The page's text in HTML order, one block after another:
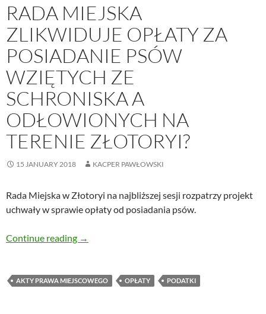
RADA MIEJSKA
ZLIKWIDUJE OPŁATY ZA
POSIADANIE PSÓW
WZIĘTYCH ZE
SCHRONISKA A
ODŁOWIONYCH NA
TERENIE ZŁOTORYI?
15 JANUARY 2018 KACPER PAWŁOWSKI
Rada Miejska w Złotoryi na najbliższej sesji rozpatrzy projekt
uchwały w sprawie opłaty od posiadania psów.
Continue reading Rada Miejska zlikwiduje opłaty za
→
AKTY PRAWA MIEJSCOWEGO OPŁATY PODATKI